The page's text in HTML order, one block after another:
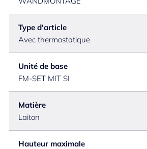
Type d'article
Avec thermostatique
Unité de base
FM-SET MIT SI
Matière
Laiton
Hauteur maximale